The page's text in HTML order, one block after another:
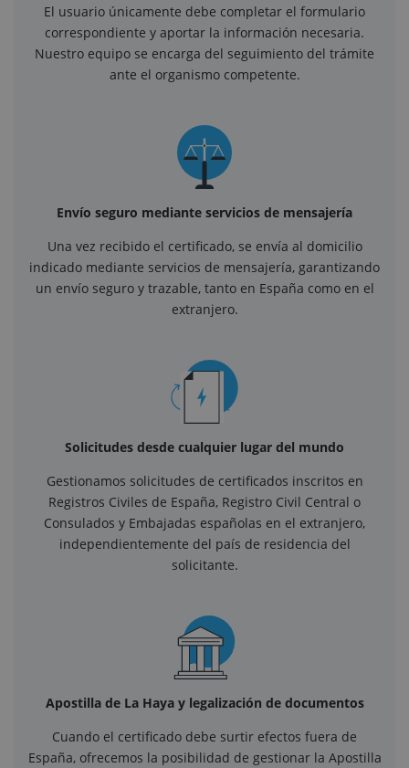
El usuario únicamente debe completar el formulario
correspondiente y aportar la información necesaria.
Nuestro equipo se encarga del seguimiento del trámite
ante el organismo competente.
Envío seguro mediante servicios de mensajería
Una vez recibido el certificado, se envía al domicilio
indicado mediante servicios de mensajería, garantizando
un envío seguro y trazable, tanto en España como en el
extranjero.
Solicitudes desde cualquier lugar del mundo
Gestionamos solicitudes de certificados inscritos en
Registros Civiles de España, Registro Civil Central o
Consulados y Embajadas españolas en el extranjero,
independientemente del país de residencia del
solicitante.
Apostilla de La Haya y legalización de documentos
Cuando el certificado debe surtir efectos fuera de
España, ofrecemos la posibilidad de gestionar la Apostilla